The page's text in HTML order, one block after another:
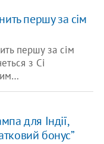
першу за сім
першу за сім
з Сі
для Індії,
бонус”